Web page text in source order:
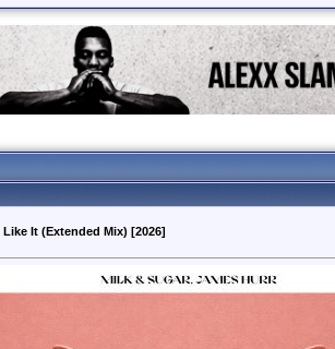
It (Extended Mix) [2026]